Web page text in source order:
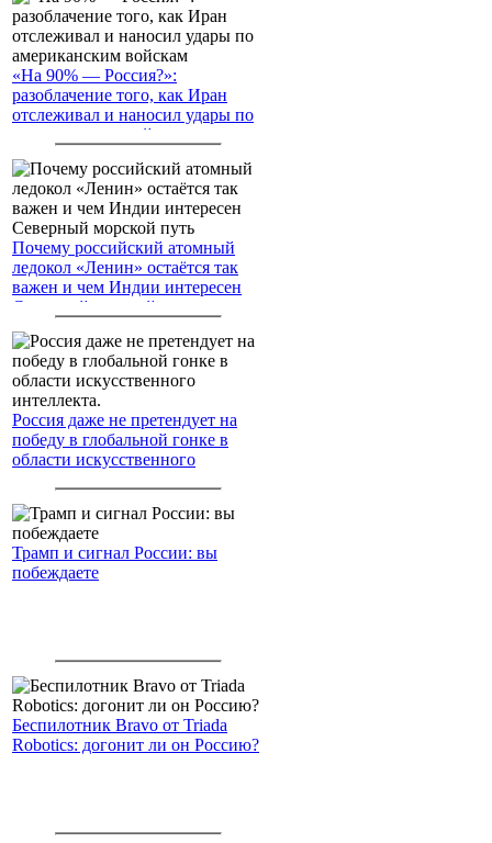
«На 90% — Россия?»:
разоблачение того, как Иран
отслеживал и наносил удары по
американским войскам
Почему российский атомный
ледокол «Ленин» остаётся так
важен и чем Индии интересен
Северный морской путь
Россия даже не претендует на
победу в глобальной гонке в
области искусственного
Трамп и сигнал России: вы
побеждаете
Беспилотник Bravo от Triada
Robotics: догонит ли он Россию?